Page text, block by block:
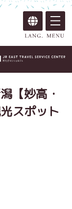
【妙高・
スポット